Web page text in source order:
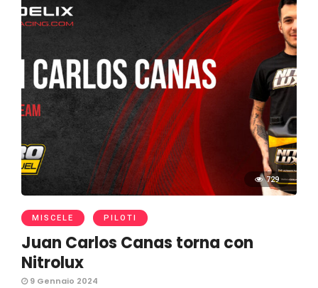
729
MISCELE PILOTI
Juan Carlos Canas torna con
Nitrolux
9 Gennaio 2024